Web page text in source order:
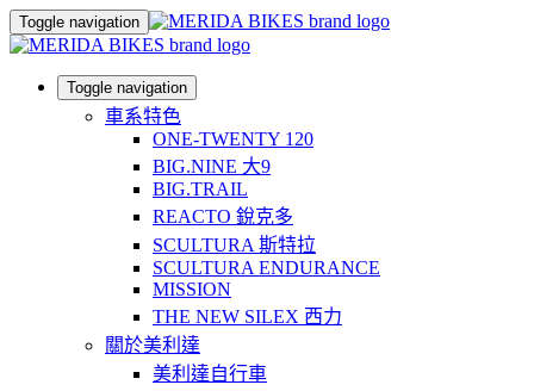
Toggle navigation
Toggle navigation
車系特色
ONE-TWENTY 120
BIG.NINE 大9
BIG.TRAIL
REACTO 銳克多
SCULTURA 斯特拉
SCULTURA ENDURANCE
MISSION
THE NEW SILEX 西力
關於美利達
美利達自行車